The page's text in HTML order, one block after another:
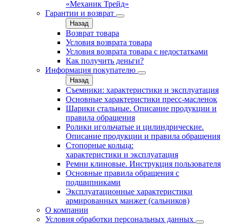
«Механик Трейд»
Гарантии и возврат
Назад
Возврат товара
Условия возврата товара
Условия возврата товара с недостатками
Как получить деньги?
Информация покупателю
Назад
Съемники: характеристики и эксплуатация
Основные характеристики пресс‑масленок
Шарики стальные. Описание продукции и
правила обращения
Ролики игольчатые и цилиндрические.
Описание продукции и правила обращения
Стопорные кольца:
характеристики и эксплуатация
Ремни клиновые. Инструкция пользователя
Основные правила обращения с
подшипниками
Эксплуатационные характеристики
армированных манжет (сальников)
О компании
Условия обработки персональных данных